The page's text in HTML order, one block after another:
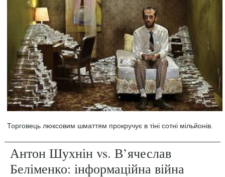
Торговець люксовим шматтям прокручує в тіні сотні мільйонів.
Антон Шухнін vs. В’ячеслав
Беліменко: інформаційна війна